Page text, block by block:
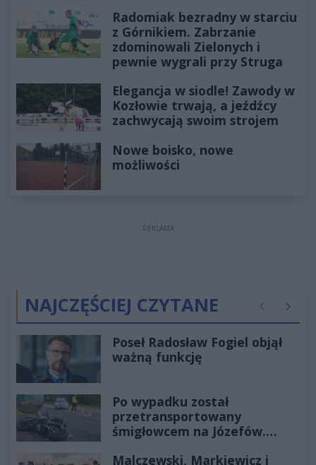
Radomiak bezradny w starciu
z Górnikiem. Zabrzanie
zdominowali Zielonych i
pewnie wygrali przy Struga
Elegancja w siodle! Zawody w
Kozłowie trwają, a jeźdźcy
zachwycają swoim strojem
Nowe boisko, nowe
możliwości
REKLAMA
NAJCZĘŚCIEJ CZYTANE Poprzednie
Poseł Radosław Fogiel objął
ważną funkcję
Po wypadku został
przetransportowany
śmigłowcem na Józefów.
Malczewski, Markiewicz i